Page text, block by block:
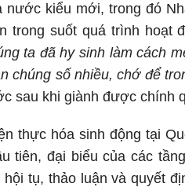
kiểu mới, trong đó
trong suốt quá trình hoạt
ta đã hy sinh làm cách
chúng số nhiều, chớ để
sau khi giành được chính
thực hóa sinh động tại
tiên, đại biểu của các
hội tụ, thảo luận và quyết